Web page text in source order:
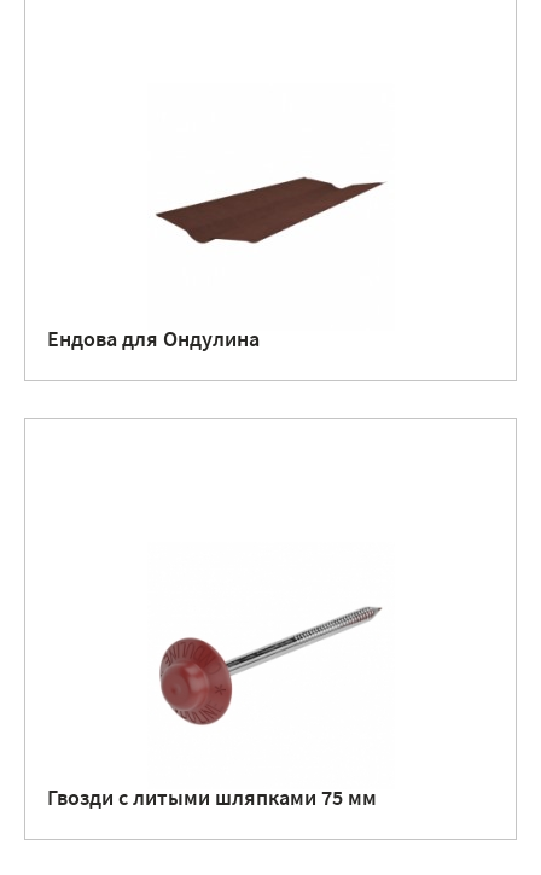
Ендова для Ондулина
Гвозди с литыми шляпками 75 мм